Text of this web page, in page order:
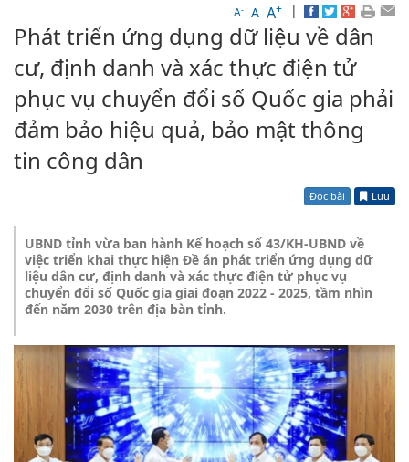
A- A A+ |
Phát triển ứng dụng dữ liệu về dân
cư, định danh và xác thực điện tử
phục vụ chuyển đổi số Quốc gia phải
đảm bảo hiệu quả, bảo mật thông
tin công dân
Đọc bài Lưu
UBND tỉnh vừa ban hành Kế hoạch số 43/KH-UBND về
việc triển khai thực hiện Đề án phát triển ứng dụng dữ
liệu dân cư, định danh và xác thực điện tử phục vụ
chuyển đổi số Quốc gia giai đoạn 2022 - 2025, tầm nhìn
đến năm 2030 trên địa bàn tỉnh.